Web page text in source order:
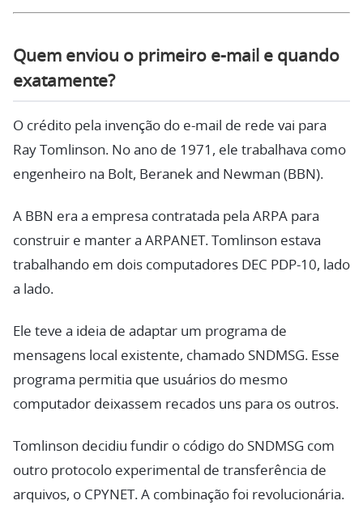
Quem enviou o primeiro e-mail e quando
exatamente?
O crédito pela invenção do e-mail de rede vai para
Ray Tomlinson. No ano de 1971, ele trabalhava como
engenheiro na Bolt, Beranek and Newman (BBN).
A BBN era a empresa contratada pela ARPA para
construir e manter a ARPANET. Tomlinson estava
trabalhando em dois computadores DEC PDP-10, lado
a lado.
Ele teve a ideia de adaptar um programa de
mensagens local existente, chamado SNDMSG. Esse
programa permitia que usuários do mesmo
computador deixassem recados uns para os outros.
Tomlinson decidiu fundir o código do SNDMSG com
outro protocolo experimental de transferência de
arquivos, o CPYNET. A combinação foi revolucionária.